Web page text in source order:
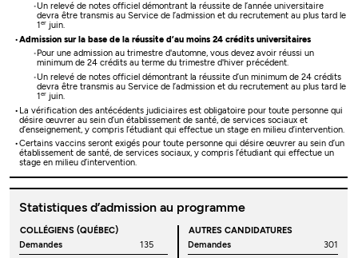
Un relevé de notes officiel démontrant la réussite de l’année universitaire
devra être transmis au Service de l’admission et du recrutement au plus tard le
1er juin.
Admission sur la base de la réussite d’au moins 24 crédits universitaires
Pour une admission au trimestre d'automne, vous devez avoir réussi un
minimum de 24 crédits au terme du trimestre d'hiver précédent.
Un relevé de notes officiel démontrant la réussite d’un minimum de 24 crédits
devra être transmis au Service de l’admission et du recrutement au plus tard le
1er juin.
La vérification des antécédents judiciaires est obligatoire pour toute personne qui
désire œuvrer au sein d’un établissement de santé, de services sociaux et
d’enseignement, y compris l’étudiant qui effectue un stage en milieu d’intervention.
Certains vaccins seront exigés pour toute personne qui désire œuvrer au sein d’un
établissement de santé, de services sociaux, y compris l’étudiant qui effectue un
stage en milieu d’intervention.
Statistiques d’admission au programme
COLLÉGIENS (QUÉBEC)
Demandes
135
AUTRES CANDIDATURES
Demandes
301